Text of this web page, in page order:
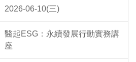
2026-06-10(三)
醫起ESG：永續發展行動實務講
座